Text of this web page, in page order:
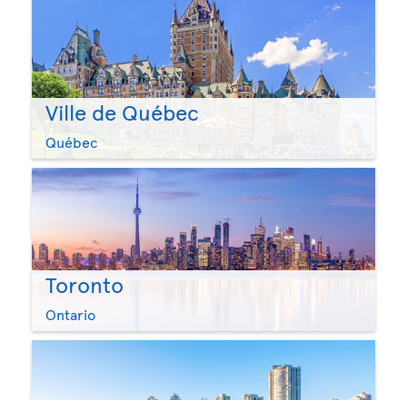
Ville de Québec
Québec
Toronto
Ontario